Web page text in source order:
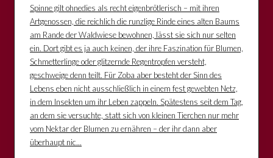
Spinne gilt ohnedies als recht eigenbrötlerisch – mit ihren
Artgenossen, die reichlich die runzlige Rinde eines alten Baums
am Rande der Waldwiese bewohnen, lässt sie sich nur selten
ein. Dort gibt es ja auch keinen, der ihre Faszination für Blumen,
Schmetterlinge oder glitzernde Regentropfen versteht,
geschweige denn teilt. Für Zoba aber besteht der Sinn des
Lebens eben nicht ausschließlich in einem fest gewebten Netz,
in dem Insekten um ihr Leben zappeln. Spätestens seit dem Tag,
an dem sie versuchte, statt sich von kleinen Tierchen nur mehr
vom Nektar der Blumen zu ernähren – der ihr dann aber
überhaupt nic...